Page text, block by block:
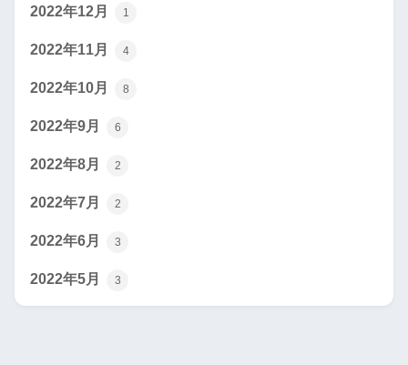
2022年12月 1
2022年11月 4
2022年10月 8
2022年9月 6
2022年8月 2
2022年7月 2
2022年6月 3
2022年5月 3